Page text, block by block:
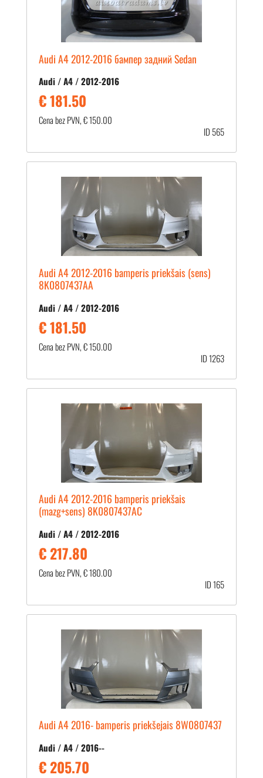
Audi A4 2012-2016 бампер задний Sedan
Audi / A4 / 2012-2016
€ 181.50
Cena bez PVN, € 150.00
ID 565
Audi A4 2012-2016 bamperis priekšais (sens)
8K0807437AA
Audi / A4 / 2012-2016
€ 181.50
Cena bez PVN, € 150.00
ID 1263
Audi A4 2012-2016 bamperis priekšais
(mazg+sens) 8K0807437AC
Audi / A4 / 2012-2016
€ 217.80
Cena bez PVN, € 180.00
ID 165
Audi A4 2016- bamperis priekšejais 8W0807437
Audi / A4 / 2016--
€ 205.70